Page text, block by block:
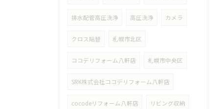
排水配管高圧洗浄 高圧洗浄 カメラ
クロス貼替 札幌市北区
ココデリフォーム八軒店 札幌市中央区
SRK株式会社ココデリフォーム八軒店
cocodeリフォーム八軒店 リビング収納